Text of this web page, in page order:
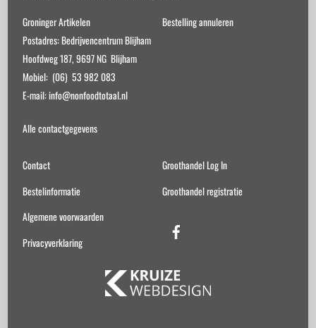
Groninger Artikelen
Postadres: Bedrijvencentrum Blijham
Hoofdweg 187, 9697 NG Blijham
Mobiel: (06) 53 982 083
E-mail: info@nonfoodtotaal.nl
Alle contactgegevens
Bestelling annuleren
Contact
Bestelinformatie
Algemene voorwaarden
Privacyverklaring
Groothandel Log In
Groothandel registratie